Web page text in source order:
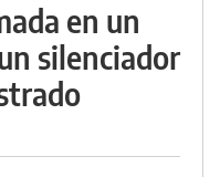
en un
silenciador